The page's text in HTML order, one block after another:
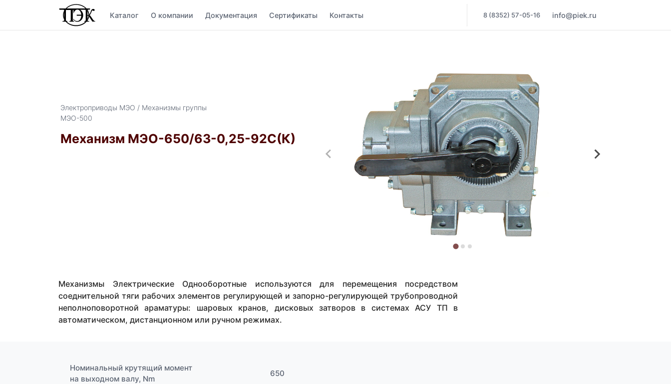
Каталог О компании Документация Сертификаты Контакты 8 (8352) 57-05-16 info@piek.ru
Электроприводы МЭО / Механизмы группы
МЭО-500
Механизм МЭО-650/63-0,25-92С(К)
Механизмы Электрические Однооборотные используются для перемещения посредством
соеднительной тяги рабочих элементов регулирующей и запорно-регулирующей трубопроводной
неполноповоротной араматуры: шаровых кранов, дисковых затворов в системах АСУ ТП в
автоматическом, дистанционном или ручном режимах.
Номинальный крутящий момент
на выходном валу, Nm
650